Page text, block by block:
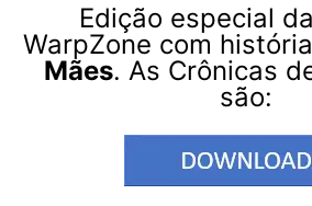
Edição especial
WarpZone com
Mães. As Crônicas
são: